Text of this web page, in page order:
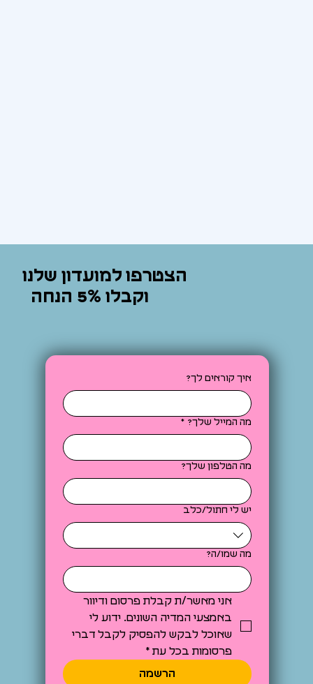
הצטרפו למועדון שלנו
וקבלו 5% הנחה
איך קוראים לך?
מה המייל שלך? *
מה הטלפון שלך?
יש לי חתול/כלב
מה שמו/ה?
אני מאשר/ת קבלת פרסום ודיוור
באמצעי המדיה השונים. ידוע לי
שאוכל לבקש להפסיק לקבל דברי
פרסומות בכל עת *
הרשמה